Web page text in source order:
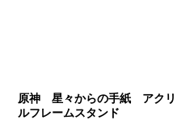
原神 星々からの手紙 アクリ
ルフレームスタンド